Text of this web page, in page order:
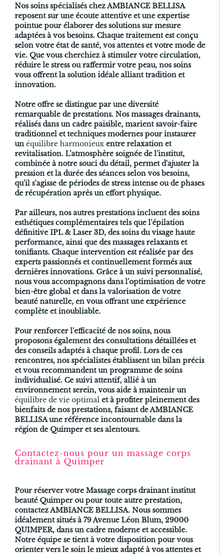
Nos soins spécialisés chez AMBIANCE BELLISA
reposent sur une écoute attentive et une expertise
pointue pour élaborer des solutions sur mesure
adaptées à vos besoins. Chaque traitement est conçu
selon votre état de santé, vos attentes et votre mode de
vie. Que vous cherchiez à stimuler votre circulation,
réduire le stress ou raffermir votre peau, nos soins
vous offrent la solution idéale alliant tradition et
innovation.
Notre offre se distingue par une diversité
remarquable de prestations. Nos massages drainants,
réalisés dans un cadre paisible, marient savoir-faire
traditionnel et techniques modernes pour instaurer
un équilibre harmonieux entre relaxation et
revitalisation. L'atmosphère soignée de l'institut,
combinée à notre souci du détail, permet d'ajuster la
pression et la durée des séances selon vos besoins,
qu'il s'agisse de périodes de stress intense ou de phases
de récupération après un effort physique.
Par ailleurs, nos autres prestations incluent des soins
esthétiques complémentaires tels que l'épilation
définitive IPL & Laser 3D, des soins du visage haute
performance, ainsi que des massages relaxants et
tonifiants. Chaque intervention est réalisée par des
experts passionnés et continuellement formés aux
dernières innovations. Grâce à un suivi personnalisé,
nous vous accompagnons dans l'optimisation de votre
bien-être global et dans la valorisation de votre
beauté naturelle, en vous offrant une expérience
complète et inoubliable.
Pour renforcer l'efficacité de nos soins, nous
proposons également des consultations détaillées et
des conseils adaptés à chaque profil. Lors de ces
rencontres, nos spécialistes établissent un bilan précis
et vous recommandent un programme de soins
individualisé. Ce suivi attentif, allié à un
environnement serein, vous aide à maintenir un
équilibre de vie optimal et à profiter pleinement des
bienfaits de nos prestations, faisant de AMBIANCE
BELLISA une référence incontournable dans la
région de Quimper et ses alentours.
Contactez-nous pour un massage corps
drainant à Quimper
Pour réserver votre Massage corps drainant institut
beauté Quimperou pour toute autre prestation,
contactez AMBIANCE BELLISA. Nous sommes
idéalement situés à 79 Avenue Léon Blum, 29000
QUIMPER, dans un cadre moderne et accessible.
Notre équipe se tient à votre disposition pour vous
orienter vers le soin le mieux adapté à vos attentes et